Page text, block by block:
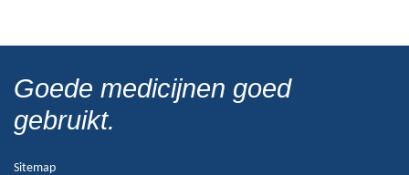
Goede medicijnen goed
gebruikt.
Sitemap